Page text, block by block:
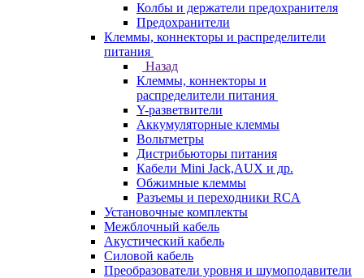
Колбы и держатели предохранителя
Предохранители
Клеммы, коннекторы и распределители
питания
Назад
Клеммы, коннекторы и
распределители питания
Y-разветвители
Аккумуляторные клеммы
Вольтметры
Дистрибьюторы питания
Кабели Mini Jack,AUX и др.
Обжимные клеммы
Разъемы и переходники RCA
Установочные комплекты
Межблочный кабель
Акустический кабель
Силовой кабель
Преобразователи уровня и шумоподавители